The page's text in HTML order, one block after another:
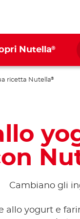
Nutella®
ricetta Nutella®
Cambiano gli
allo yogurt e